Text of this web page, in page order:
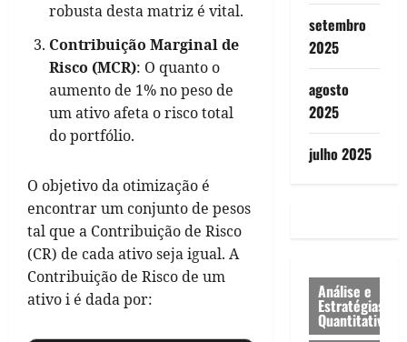
robusta desta matriz é vital.
Contribuição Marginal de
Risco (MCR): O quanto o
aumento de 1% no peso de
um ativo afeta o risco total
do portfólio.
O objetivo da otimização é
encontrar um conjunto de pesos
tal que a Contribuição de Risco
(CR) de cada ativo seja igual. A
Contribuição de Risco de um
ativo i é dada por:
setembro
2025
agosto
2025
julho 2025
Análise e
Estratégias
Quantitativa